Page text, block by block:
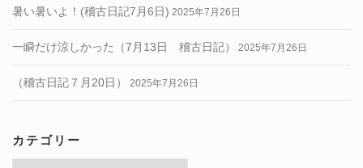
暑い暑いよ！(稽古日記7月6日) 2025年7月26日
一瞬だけ涼しかった（7月13日 稽古日記） 2025年7月26日
（稽古日記７月20日） 2025年7月26日
カテゴリー